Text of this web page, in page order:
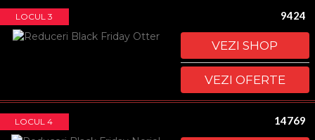
LOCUL 3 9424
VEZI SHOP
VEZI OFERTE
LOCUL 4 14769